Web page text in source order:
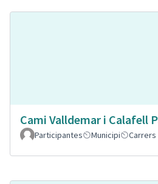
Cami Valldemar i Calafell
Participantes
Municipi Carrers